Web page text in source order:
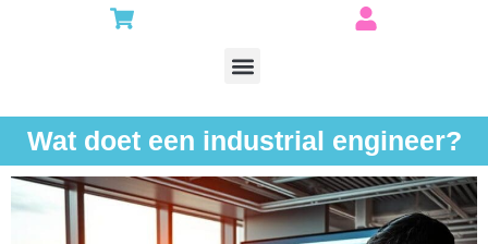
Wat doet een industrial engineer?